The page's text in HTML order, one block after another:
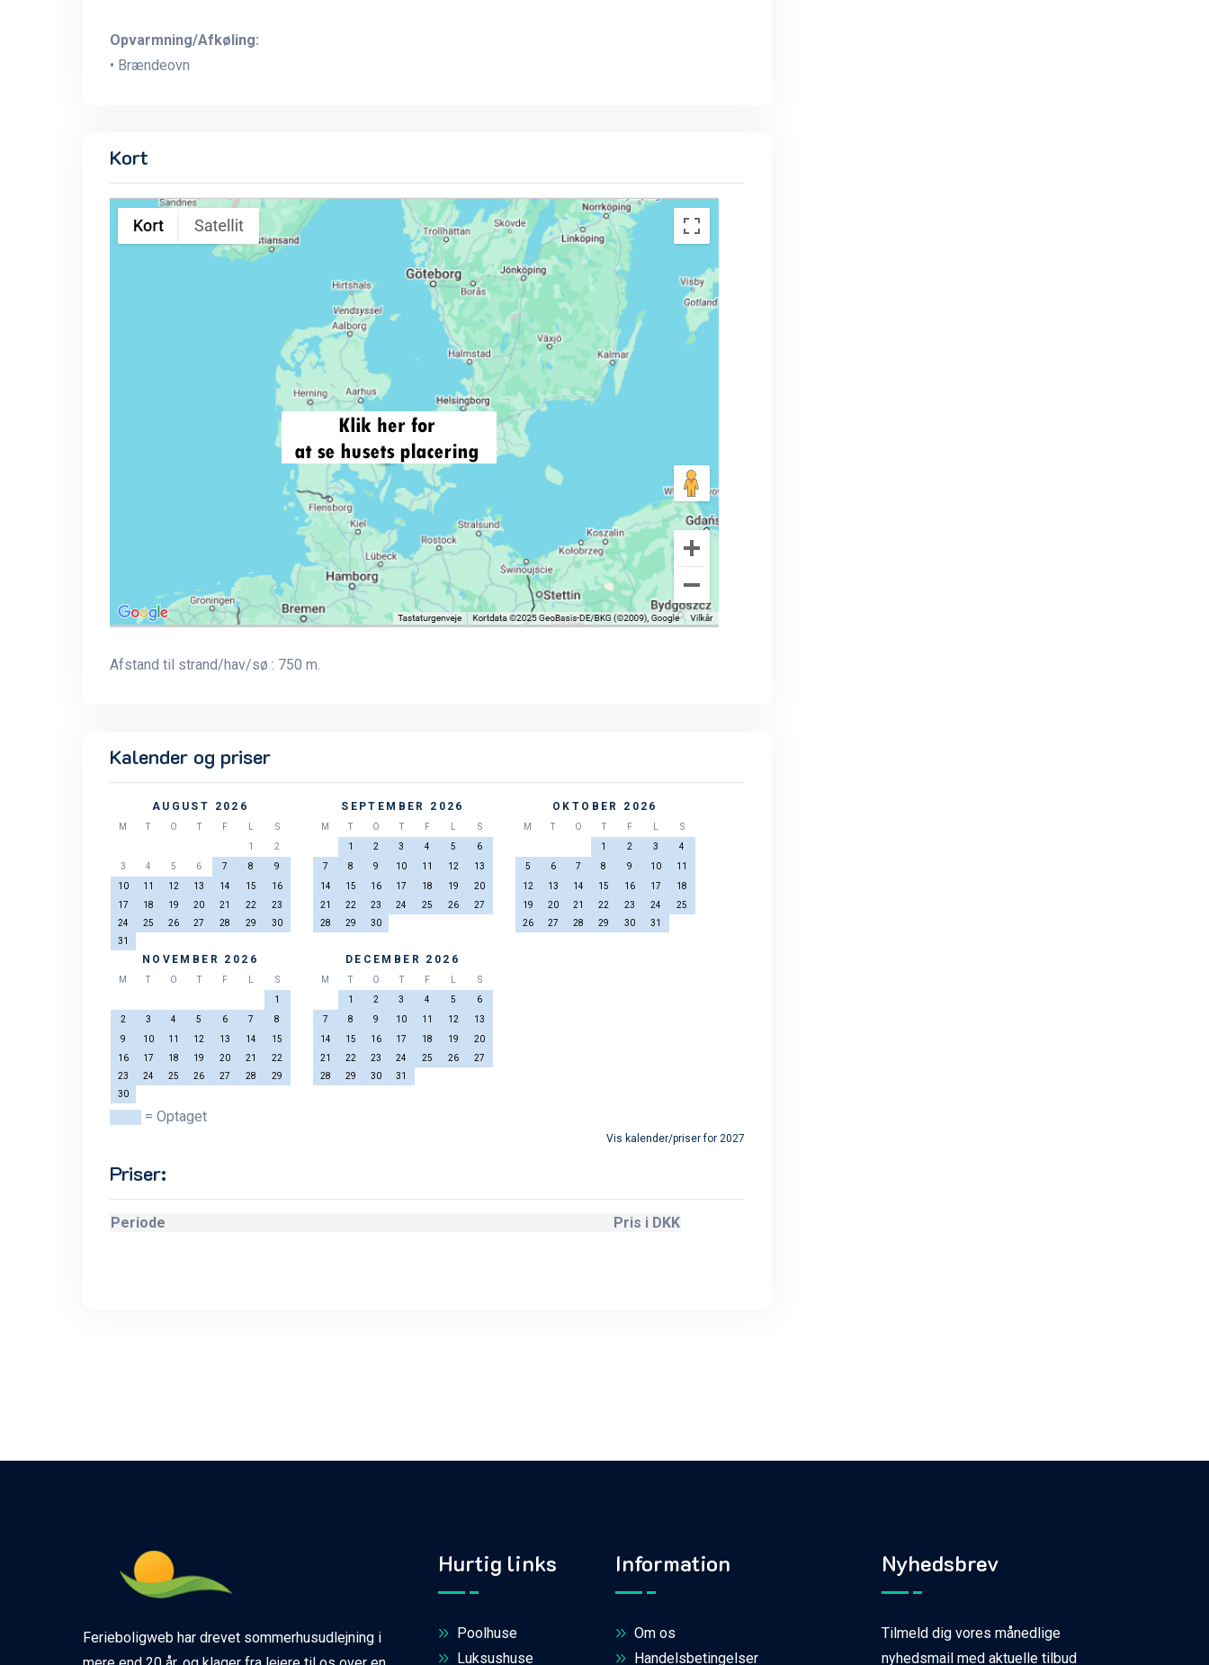
Opvarmning/Afkøling:
• Brændeovn
Kort
Afstand til strand/hav/sø : 750 m.
Kalender og priser
AUGUST 2026
M T O T F
S
1
2
3
4 5 6 7 8
9
10
11 12 13 14 15
16
17
18 19 20 21 22
23
24
25 26 27 28 29
30
31
SEPTEMBER 2026
M T O T F
S
1
2 3 4 5
6
7
8 9 10 11 12
13
14
15 16 17 18 19
20
21
22 23 24 25 26
27
28
29 30
OKTOBER 2026
M T O T F
S
1
2 3
4
5
6 7 8 9 10
11
12
13 14 15 16 17
18
19
20 21 22 23 24
25
26
27 28 29 30 31
NOVEMBER 2026
M T O T F
S
1
2
3 4 5 6 7
8
9
10 11 12 13 14
15
16
17 18 19 20 21
22
23
24 25 26 27 28
29
30
DECEMBER 2026
M T O T F
S
1
2 3 4 5
6
7
8 9 10 11 12
13
14
15 16 17 18 19
20
21
22 23 24 25 26
27
28
29 30 31
= Optaget
Vis kalender/priser for 2027
Priser:
Periode Pris i DKK
Ferieboligweb har drevet sommerhusudlejning i
Hurtig links
Poolhuse
Luksushuse
Information
Om os
Handelsbetingelser
Nyhedsbrev
Tilmeld dig vores månedlige
nyhedsmail med aktuelle tilbud